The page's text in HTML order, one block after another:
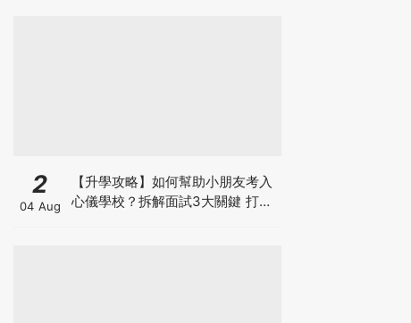
2
04 Aug
【升學攻略】如何幫助小朋友考入
心儀學校？拆解面試3大關鍵 打好